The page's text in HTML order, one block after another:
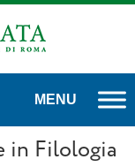
in Filologia